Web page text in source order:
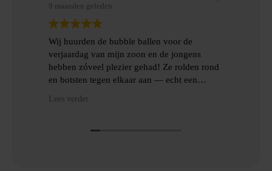
9 maanden geleden
Wij huurden de bubble ballen voor de
verjaardag van mijn zoon en de jongens
hebben zóveel plezier gehad! Ze rolden rond
en botsten tegen elkaar aan — echt een
Lees verder